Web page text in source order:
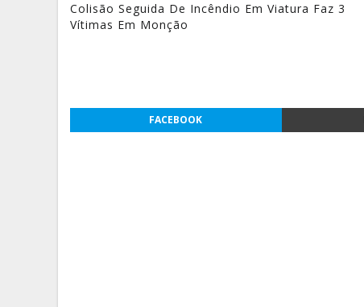
Colisão Seguida De Incêndio Em Viatura Faz 3
Vítimas Em Monção
FACEBOOK